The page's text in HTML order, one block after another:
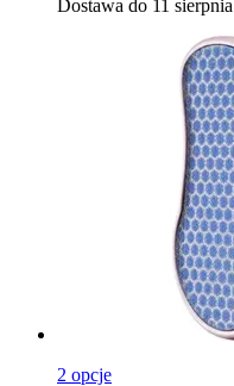
Dostawa do 11 sierpnia
2 opcje